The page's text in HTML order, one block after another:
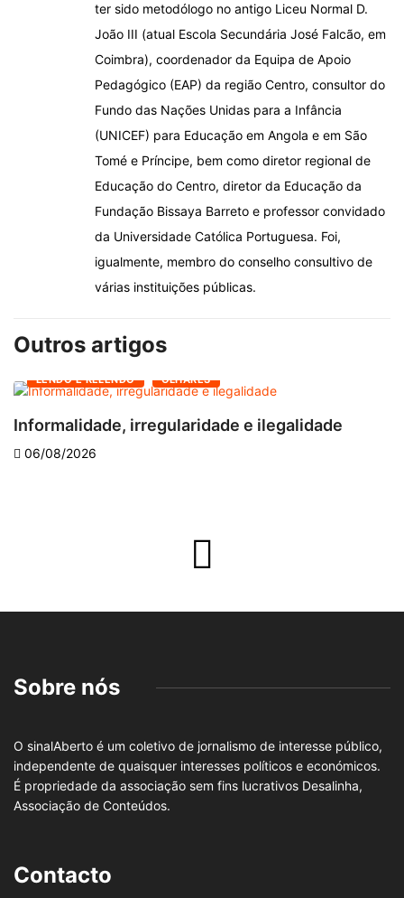
ter sido metodólogo no antigo Liceu Normal D.
João III (atual Escola Secundária José Falcão, em
Coimbra), coordenador da Equipa de Apoio
Pedagógico (EAP) da região Centro, consultor do
Fundo das Nações Unidas para a Infância
(UNICEF) para Educação em Angola e em São
Tomé e Príncipe, bem como diretor regional de
Educação do Centro, diretor da Educação da
Fundação Bissaya Barreto e professor convidado
da Universidade Católica Portuguesa. Foi,
igualmente, membro do conselho consultivo de
várias instituições públicas.
Outros artigos
LENDO E RELENDO OLHARES
Informalidade, irregularidade e ilegalidade
06/08/2026
Sobre nós
O sinalAberto é um coletivo de jornalismo de interesse público,
independente de quaisquer interesses políticos e económicos.
É propriedade da associação sem fins lucrativos Desalinha,
Associação de Conteúdos.
Contacto